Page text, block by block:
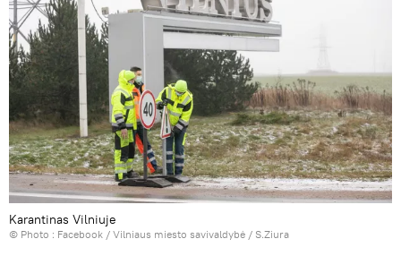
Karantinas Vilniuje
© Photo : Facebook / Vilniaus miesto savivaldybė / S.Ziura